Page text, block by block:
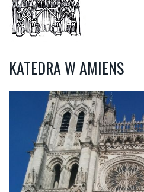
KATEDRA W AMIENS